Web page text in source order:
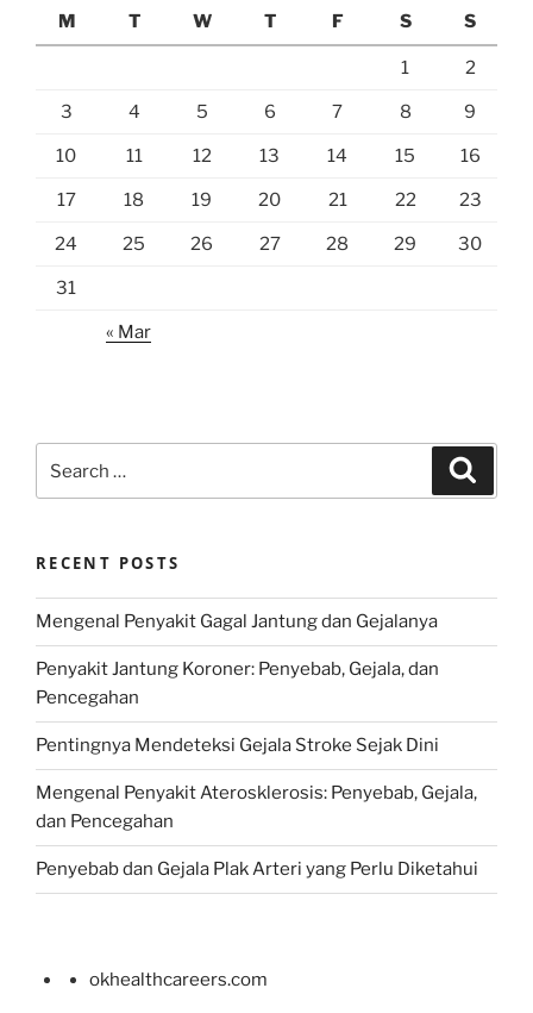
M
T W T F S S
1 2
3 4 5 6 7 8 9
10 11 12 13 14 15 16
17 18 19 20 21 22 23
24 25 26 27 28 29 30
31
« Mar
for:
RECENT POSTS
Mengenal Penyakit Gagal Jantung dan Gejalanya
Penyakit Jantung Koroner: Penyebab, Gejala, dan
Pencegahan
Pentingnya Mendeteksi Gejala Stroke Sejak Dini
Mengenal Penyakit Aterosklerosis: Penyebab, Gejala,
dan Pencegahan
Penyebab dan Gejala Plak Arteri yang Perlu Diketahui
okhealthcareers.com